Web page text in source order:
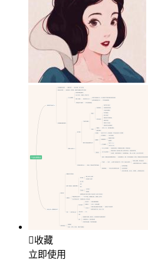
收藏
立即使用